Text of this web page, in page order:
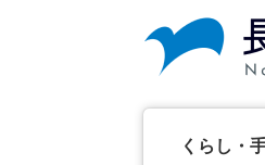
くらし・